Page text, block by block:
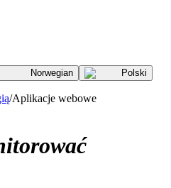
Norwegian Polski
/Aplikacje webowe